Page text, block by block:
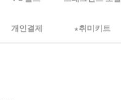
개인결제 ★취미키트